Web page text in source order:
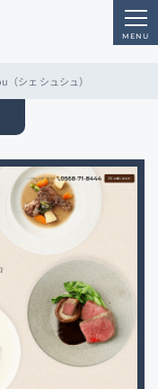
シェ シュシュ）